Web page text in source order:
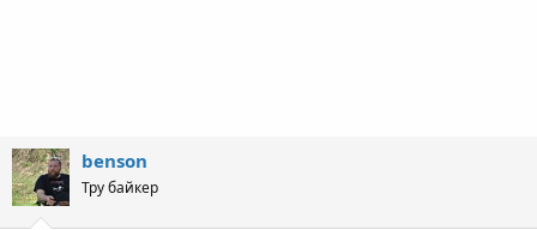
benson
Тру байкер